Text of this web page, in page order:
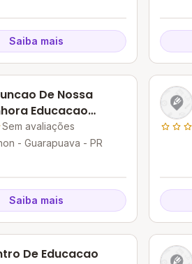
Saiba mais
De Nossa
Educacao
Ensino
Sem avaliações
- Guarapuava - PR
Saiba mais
De Educacao